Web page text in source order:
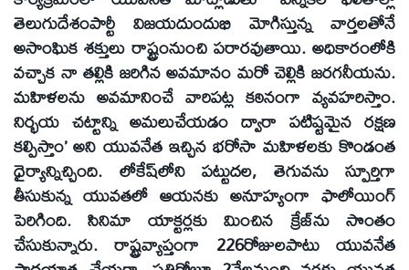
తెలుగుదేశంపార్టీ విజయదుందుభి మోగిస్తున్న వార్తలతోనే
అసాంఘిక శక్తులు రాష్ట్రంనుంచి పరారవుతాయి. అధికారంలోకి
వచ్చాక నా తల్లికి జరిగిన అవమానం మరో చెల్లికి జరగనీయను.
మహిళలను అవమానించే వారిపట్ల కఠినంగా వ్యవహరిస్తాం.
నిర్భయ చట్టాన్ని అమలుచేయడం ద్వారా పటిష్టమైన రక్షణ
కల్పిస్తాం’ అని యువనేత ఇచ్చిన భరోసా మహిళలకు కొండంత
ధైర్యాన్నిచ్చింది. లోకేష్‌లోని పట్టుదల, తెగువను స్పూర్తిగా
తీసుకున్న యువతలో ఆయనకు అనూహ్యంగా ఫాలోయింగ్‌
పెరిగింది. సినిమా యాక్టర్లకు మించిన క్రేజ్‌ను సొంతం
చేసుకున్నారు. రాష్ట్రవ్యాప్తంగా 226రోజులపాటు యువనేత